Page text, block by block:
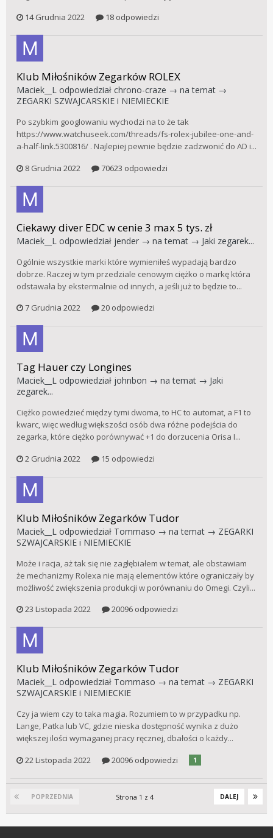
14 Grudnia 2022
18 odpowiedzi
Klub Miłośników Zegarków ROLEX
Maciek__L odpowiedział chrono-craze → na temat →
ZEGARKI SZWAJCARSKIE i NIEMIECKIE
Po szybkim googlowaniu wychodzi na to że tak
https://www.watchuseek.com/threads/fs-rolex-jubilee-one-and-
a-half-link.5300816/ . Najlepiej pewnie będzie zadzwonić do AD i...
8 Grudnia 2022
70623 odpowiedzi
Ciekawy diver EDC w cenie 3 max 5 tys. zł
Maciek__L odpowiedział jender → na temat → Jaki zegarek...
Ogólnie wszystkie marki które wymieniłeś wypadają bardzo
dobrze. Raczej w tym przedziale cenowym ciężko o markę która
odstawała by ekstermalnie od innych, a jeśli już to będzie to...
7 Grudnia 2022
20 odpowiedzi
Tag Hauer czy Longines
Maciek__L odpowiedział johnbon → na temat → Jaki
zegarek...
Ciężko powiedzieć między tymi dwoma, to HC to automat, a F1 to
kwarc, więc według większości osób dwa różne podejścia do
zegarka, które ciężko porównywać +1 do dorzucenia Orisa I...
2 Grudnia 2022
15 odpowiedzi
Klub Miłośników Zegarków Tudor
Maciek__L odpowiedział Tommaso → na temat → ZEGARKI
SZWAJCARSKIE i NIEMIECKIE
Może i racja, aż tak się nie zagłębiałem w temat, ale obstawiam
że mechanizmy Rolexa nie mają elementów które ograniczały by
możliwość zwiększenia produkcji w porównaniu do Omegi. Czyli...
23 Listopada 2022
20096 odpowiedzi
Klub Miłośników Zegarków Tudor
Maciek__L odpowiedział Tommaso → na temat → ZEGARKI
SZWAJCARSKIE i NIEMIECKIE
Czy ja wiem czy to taka magia. Rozumiem to w przypadku np.
Lange, Patka lub VC, gdzie nieska dostępność wynika z dużo
większej ilości wymaganej pracy ręcznej, dbałości o każdy...
22 Listopada 2022
20096 odpowiedzi 1
POPRZEDNIA DALEJ
Strona 1 z 4